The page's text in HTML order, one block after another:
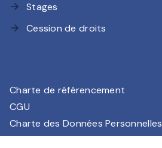
arrow_forward Stages
arrow_forward Cession de droits
Charte de référencement
CGU
Charte des Données Personnelles
Mentions légales